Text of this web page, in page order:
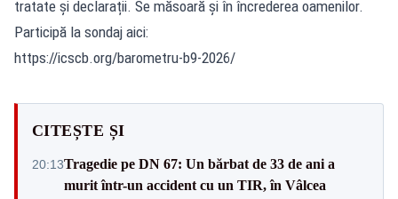
tratate și declarații. Se măsoară și în încrederea oamenilor.
Participă la sondaj aici:
https://icscb.org/barometru-b9-2026/
CITEȘTE ȘI
20:13Tragedie pe DN 67: Un bărbat de 33 de ani a
murit într-un accident cu un TIR, în Vâlcea